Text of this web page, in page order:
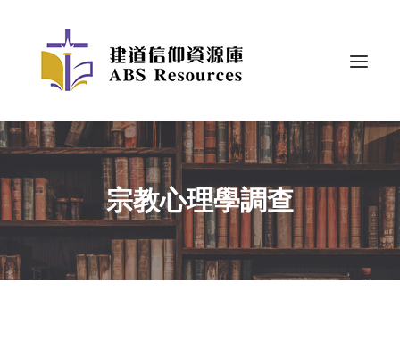
宗教心理學調查